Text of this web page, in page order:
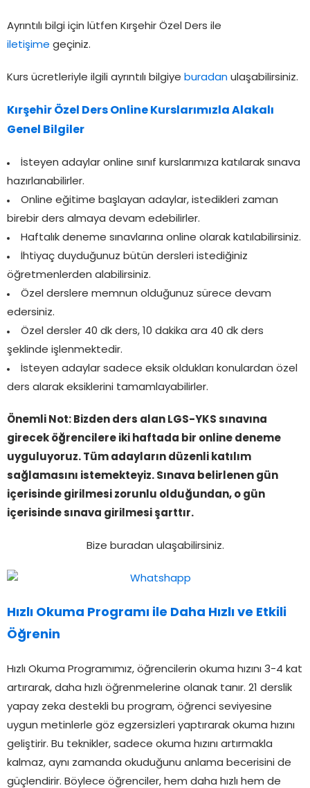
Ayrıntılı bilgi için lütfen Kırşehir Özel Ders ile
iletişime geçiniz.
Kurs ücretleriyle ilgili ayrıntılı bilgiye buradan ulaşabilirsiniz.
Kırşehir Özel Ders Online Kurslarımızla Alakalı
Genel Bilgiler
İsteyen adaylar online sınıf kurslarımıza katılarak sınava
hazırlanabilirler.
Online eğitime başlayan adaylar, istedikleri zaman
birebir ders almaya devam edebilirler.
Haftalık deneme sınavlarına online olarak katılabilirsiniz.
İhtiyaç duyduğunuz bütün dersleri istediğiniz
öğretmenlerden alabilirsiniz.
Özel derslere memnun olduğunuz sürece devam
edersiniz.
Özel dersler 40 dk ders, 10 dakika ara 40 dk ders
şeklinde işlenmektedir.
İsteyen adaylar sadece eksik oldukları konulardan özel
ders alarak eksiklerini tamamlayabilirler.
Önemli Not: Bizden ders alan LGS-YKS sınavına
girecek öğrencilere iki haftada bir online deneme
uyguluyoruz. Tüm adayların düzenli katılım
sağlamasını istemekteyiz. Sınava belirlenen gün
içerisinde girilmesi zorunlu olduğundan, o gün
içerisinde sınava girilmesi şarttır.
Bize buradan ulaşabilirsiniz.
Hızlı Okuma Programı ile Daha Hızlı ve Etkili
Öğrenin
Hızlı Okuma Programımız, öğrencilerin okuma hızını 3-4 kat
artırarak, daha hızlı öğrenmelerine olanak tanır. 21 derslik
yapay zeka destekli bu program, öğrenci seviyesine
uygun metinlerle göz egzersizleri yaptırarak okuma hızını
geliştirir. Bu teknikler, sadece okuma hızını artırmakla
kalmaz, aynı zamanda okuduğunu anlama becerisini de
güçlendirir. Böylece öğrenciler, hem daha hızlı hem de